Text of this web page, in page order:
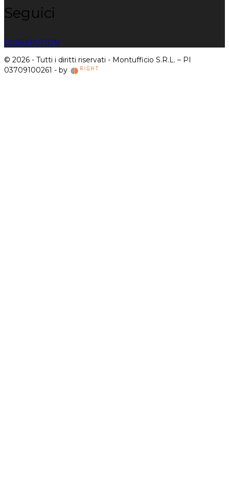
Seguici
DUSEMARTON
© 2026 - Tutti i diritti riservati - Montufficio S.R.L. – PI
03709100261 - by